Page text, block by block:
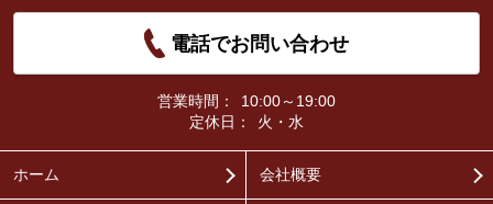
電話でお問い合わせ
営業時間：
10:00～19:00
定休日：
火・水
ホーム 会社概要